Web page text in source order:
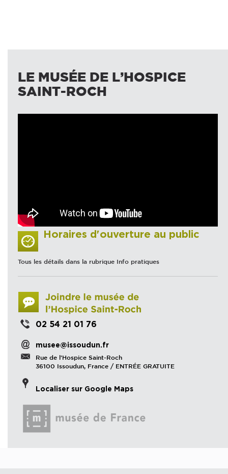
LE MUSÉE DE L’HOSPICE
SAINT-ROCH
Horaires d'ouverture au public
Tous les détails dans la rubrique Info pratiques
02 54 21 01 76
musee@issoudun.fr
Rue de l'Hospice Saint-Roch
36100 Issoudun, France / ENTRÉE GRATUITE
Localiser sur Google Maps